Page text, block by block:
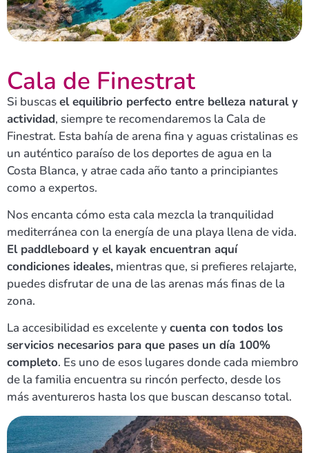
Cala de Finestrat
Si buscasel equilibrio perfecto entre belleza natural y
actividad, siempre te recomendaremos la Cala de
Finestrat. Esta bahía de arena fina y aguas cristalinas es
un auténtico paraíso de los deportes de agua en la
Costa Blanca, y atrae cada año tanto a principiantes
como a expertos.
Nos encanta cómo esta cala mezcla la tranquilidad
mediterránea con la energía de una playa llena de vida.
El paddleboard y el kayak encuentran aquí
condiciones ideales, mientras que, si prefieres relajarte,
puedes disfrutar de una de las arenas más finas de la
zona.
La accesibilidad es excelente ycuenta con todos los
servicios necesarios para que pases un día 100%
completo. Es uno de esos lugares donde cada miembro
de la familia encuentra su rincón perfecto, desde los
más aventureros hasta los que buscan descanso total.